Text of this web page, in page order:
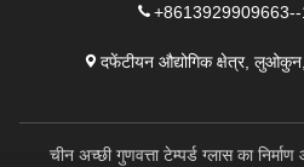
दफेंटीयन औद्योगिक क्षेत्र,
चीन अच्छी गुणवत्ता टेम्पर्ड ग्लास का